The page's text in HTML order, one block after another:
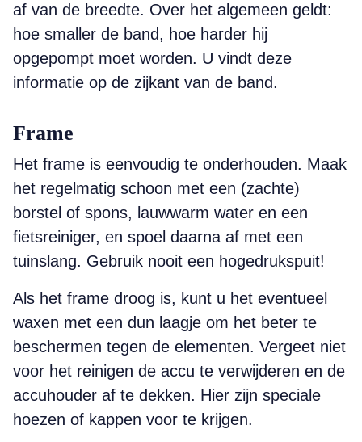
af van de breedte. Over het algemeen geldt:
hoe smaller de band, hoe harder hij
opgepompt moet worden. U vindt deze
informatie op de zijkant van de band.
Frame
Het frame is eenvoudig te onder­houden. Maak
het regelmatig schoon met een (zachte)
borstel of spons, lauwwarm water en een
fietsreiniger, en spoel daarna af met een
tuinslang. ­Gebruik nooit een hogedrukspuit!
Als het frame droog is, kunt u het eventueel
waxen met een dun laagje om het beter te
beschermen tegen de elementen. Vergeet niet
voor het reinigen de accu te verwijderen en de
accuhouder af te dekken. Hier zijn speciale
hoezen of kappen voor te krijgen.